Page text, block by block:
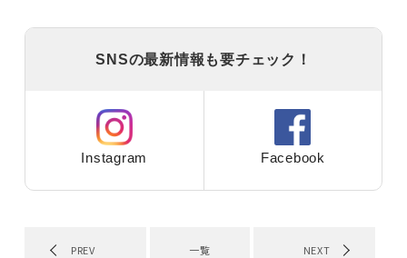
SNSの最新情報も要チェック！
Instagram Facebook
PREV 一覧 NEXT